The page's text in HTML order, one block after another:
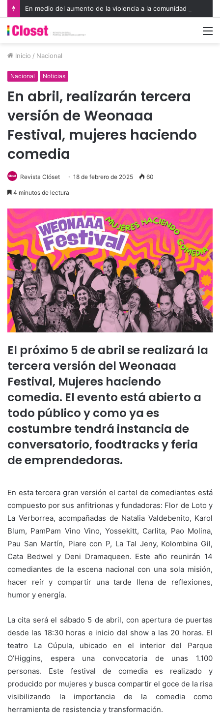
Inicio / Nacional
Nacional Noticias
En abril, realizarán tercera
versión de Weonaaa
Festival, mujeres haciendo
comedia
Revista Clóset 18 de febrero de 2025 60
4 minutos de lectura
El próximo 5 de abril se realizará la
tercera versión del Weonaaa
Festival, Mujeres haciendo
comedia. El evento está abierto a
todo público y como ya es
costumbre tendrá instancia de
conversatorio, foodtracks y feria
de emprendedoras.
En esta tercera gran versión el cartel de comediantes está
compuesto por sus anfitrionas y fundadoras: Flor de Loto y
La Verborrea, acompañadas de Natalia Valdebenito, Karol
Blum, PamPam Vino Vino, Yossekitt, Carlita, Pao Molina,
Pau San Martín, Piare con P, La Tal Jeny, Kolombina Gil,
Cata Bedwel y Deni Dramaqueen. Este año reunirán 14
comediantes de la escena nacional con una sola misión,
hacer reír y compartir una tarde llena de reflexiones,
humor y energía.
La cita será el sábado 5 de abril, con apertura de puertas
desde las 18:30 horas e inicio del show a las 20 horas. El
teatro La Cúpula, ubicado en el interior del Parque
O’Higgins, espera una convocatoria de unas 1.100
personas. Este festival de comedia es realizado y
producido por mujeres y busca compartir el goce de la risa
visibilizando la importancia de la comedia como
herramienta de resistencia y transformación.